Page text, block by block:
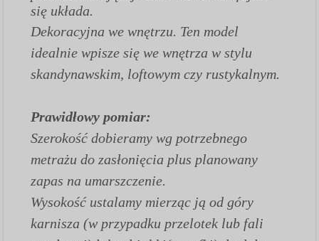
się układa.
Dekoracyjna we wnętrzu. Ten model
idealnie wpisze się we wnętrza w stylu
skandynawskim, loftowym czy rustykalnym.
Prawidłowy pomiar:
Szerokość dobieramy wg potrzebnego
metrażu do zasłonięcia plus planowany
zapas na umarszczenie.
Wysokość ustalamy mierząc ją od góry
karnisza (w przypadku przelotek lub fali